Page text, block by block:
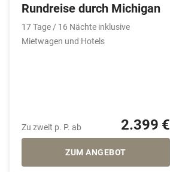
Rundreise durch Michigan
17 Tage / 16 Nächte inklusive
Mietwagen und Hotels
Zu zweit p. P. ab 2.399 €
ZUM ANGEBOT